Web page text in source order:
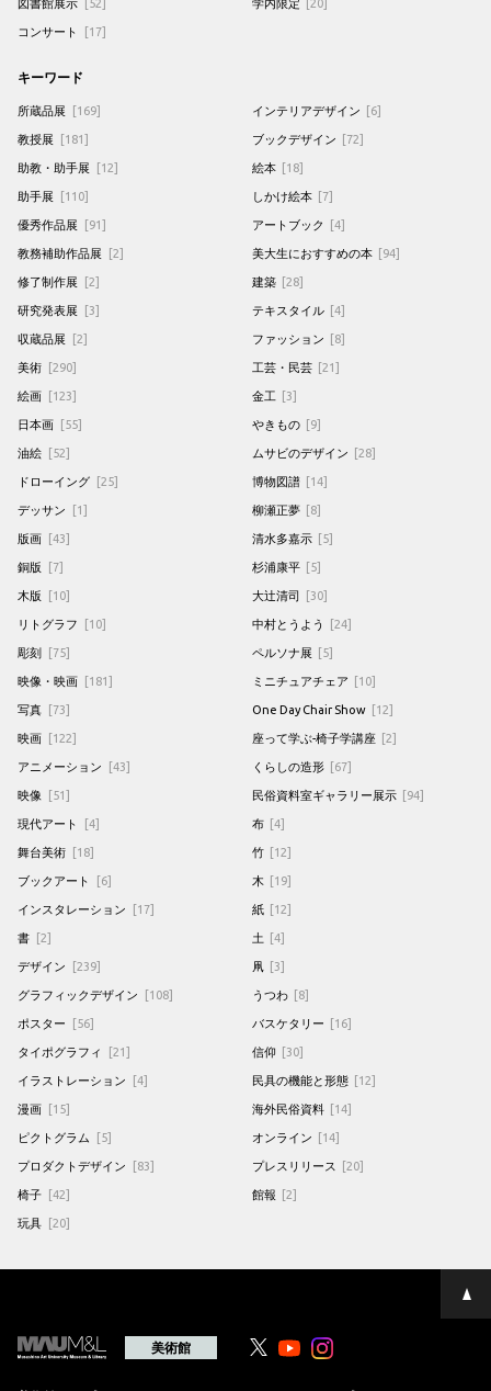
コンサート [17]
キーワード
所蔵品展 [169]
教授展 [181]
助教・助手展 [12]
助手展 [110]
優秀作品展 [91]
教務補助作品展 [2]
修了制作展 [2]
研究発表展 [3]
収蔵品展 [2]
美術 [290]
絵画 [123]
日本画 [55]
油絵 [52]
ドローイング [25]
デッサン [1]
版画 [43]
銅版 [7]
木版 [10]
リトグラフ [10]
彫刻 [75]
映像・映画 [181]
写真 [73]
映画 [122]
アニメーション [43]
映像 [51]
現代アート [4]
舞台美術 [18]
ブックアート [6]
インスタレーション [17]
書 [2]
デザイン [239]
グラフィックデザイン [108]
ポスター [56]
タイポグラフィ [21]
イラストレーション [4]
漫画 [15]
ピクトグラム [5]
プロダクトデザイン [83]
椅子 [42]
玩具 [20]
インテリアデザイン [6]
ブックデザイン [72]
絵本 [18]
しかけ絵本 [7]
アートブック [4]
美大生におすすめの本 [94]
建築 [28]
テキスタイル [4]
ファッション [8]
工芸・民芸 [21]
金工 [3]
やきもの [9]
ムサビのデザイン [28]
博物図譜 [14]
柳瀬正夢 [8]
清水多嘉示 [5]
杉浦康平 [5]
大辻清司 [30]
中村とうよう [24]
ペルソナ展 [5]
ミニチュアチェア [10]
One Day Chair Show [12]
座って学ぶ-椅子学講座 [2]
くらしの造形 [67]
民俗資料室ギャラリー展示 [94]
布 [4]
竹 [12]
木 [19]
紙 [12]
土 [4]
凧 [3]
うつわ [8]
バスケタリー [16]
信仰 [30]
民具の機能と形態 [12]
海外民俗資料 [14]
オンライン [14]
プレスリリース [20]
館報 [2]
ペ
ー
美術館 YoutubeYoutube